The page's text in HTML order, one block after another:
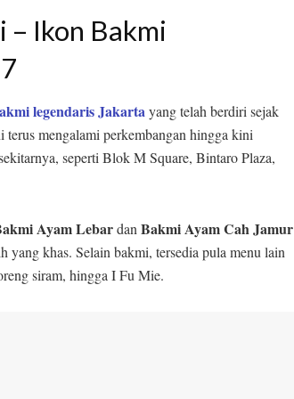
– Ikon Bakmi
legendaris Jakartayang telah berdiri sejak
mengalami perkembangan hingga kini
seperti Blok M Square, Bintaro Plaza,
Ayam Lebardan Bakmi Ayam Cah Jamur
yang khas. Selain bakmi, tersedia pula menu lain
siram, hingga I Fu Mie.